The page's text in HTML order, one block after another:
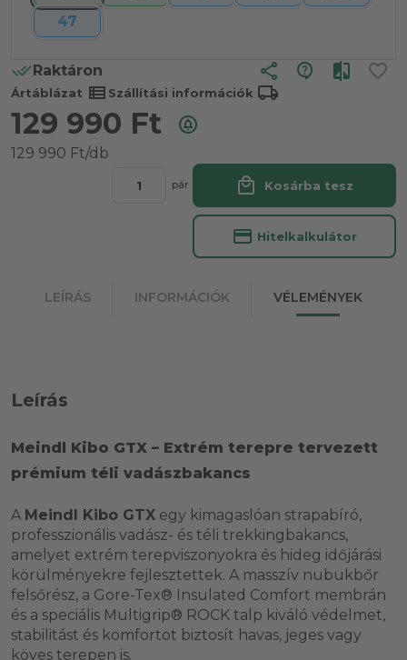
47
Raktáron share
Ártáblázat view_list Szállítási információk local_shipping
129 990 Ft
129 990 Ft/db
pár local_mall Kosárba tesz
credit_card Hitelkalkulátor
LEÍRÁS INFORMÁCIÓK VÉLEMÉNYEK
Leírás
Meindl Kibo GTX – Extrém terepre tervezett
prémium téli vadászbakancs
A Meindl Kibo GTX egy kimagaslóan strapabíró,
professzionális vadász- és téli trekkingbakancs,
amelyet extrém terepviszonyokra és hideg időjárási
körülményekre fejlesztettek. A masszív nubukbőr
felsőrész, a Gore-Tex® Insulated Comfort membrán
és a speciális Multigrip® ROCK talp kiváló védelmet,
stabilitást és komfortot biztosít havas, jeges vagy
köves terepen is.